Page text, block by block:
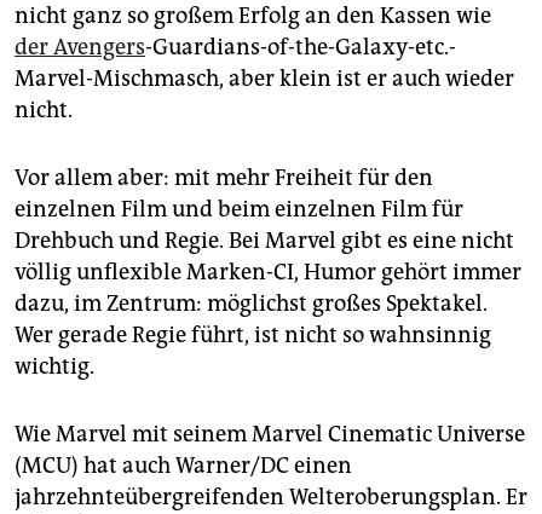
abo
genossenschaft
epaper login
nicht ganz so großem Erfolg an den Kassen wie
der Avengers-Guardians-of-the-Galaxy-etc.-
Marvel-Mischmasch, aber klein ist er auch wieder
nicht.
Vor allem aber: mit mehr Freiheit für den
einzelnen Film und beim einzelnen Film für
Drehbuch und Regie. Bei Marvel gibt es eine nicht
völlig unflexible Marken-CI, Humor gehört immer
dazu, im Zentrum: möglichst großes Spektakel.
Wer gerade Regie führt, ist nicht so wahnsinnig
wichtig.
Wie Marvel mit seinem ­Marvel Cinematic Universe
(MCU) hat auch Warner/DC einen
jahrzehnteübergreifenden Welteroberungsplan. Er